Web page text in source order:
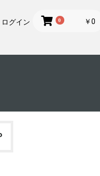
ログイン 0 ￥0